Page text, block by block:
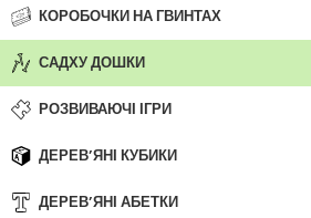
КОРОБОЧКИ НА ГВИНТАХ
САДХУ ДОШКИ
РОЗВИВАЮЧІ ІГРИ
ДЕРЕВ’ЯНІ КУБИКИ
ДЕРЕВ’ЯНІ АБЕТКИ